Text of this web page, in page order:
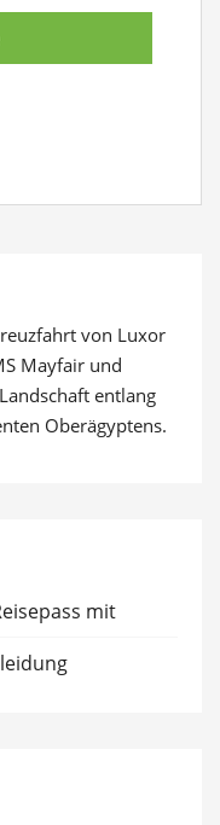
von Luxor
Mayfair und
entlang
Oberägyptens.
mit